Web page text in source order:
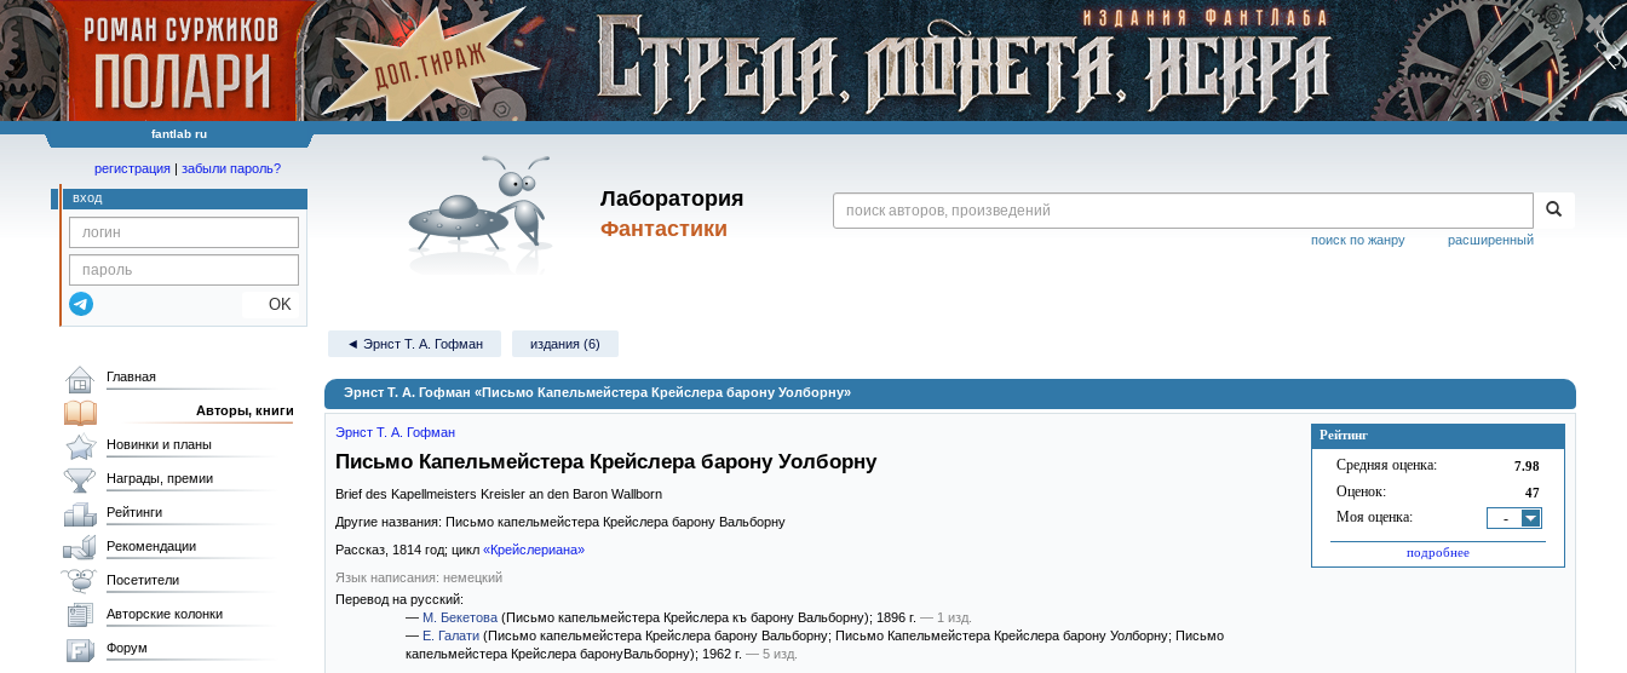
fantlab ru
Лаборатория
Фантастики
расширенный
поиск по жанру
регистрация | забыли пароль?
вход
OK
◄ Эрнст Т. А. Гофман издания (6)
Эрнст Т. А. Гофман «Письмо Капельмейстера Крейслера барону Уолборну»
Рейтинг
Средняя оценка: 7.98
Оценок: 47
Моя оценка: -
подробнее
Эрнст Т. А. Гофман
Письмо Капельмейстера Крейслера барону Уолборну
Brief des Kapellmeisters Kreisler an den Baron Wallborn
Другие названия: Письмо капельмейстера Крейслера барону Вальборну
Рассказ, 1814 год; цикл «Крейслериана»
Язык написания: немецкий
Перевод на русский:
— М. Бекетова (Письмо капельмейстера Крейслера къ барону Вальборну); 1896 г. — 1 изд.
— Е. Галати (Письмо капельмейстера Крейслера барону Вальборну; Письмо Капельмейстера Крейслера барону Уолборну; Письмо
капельмейстера Крейслера баронуВальборну); 1962 г. — 5 изд.
Главная
Авторы, книги
Новинки и планы
Награды, премии
Рейтинги
Рекомендации
Посетители
Авторские колонки
Форум